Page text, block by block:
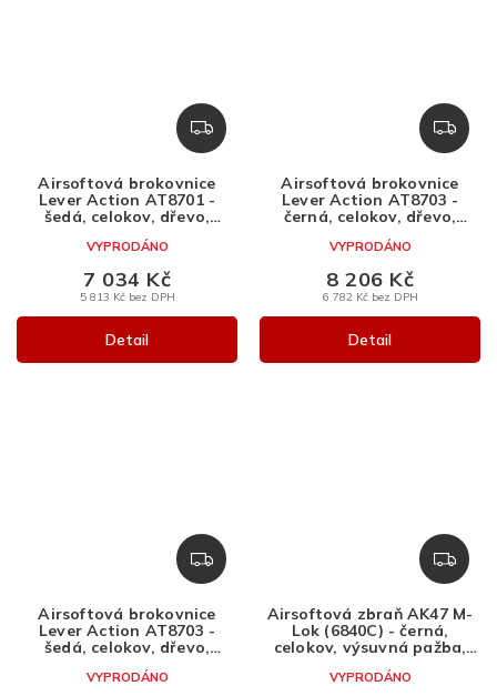
Z
D
R
M
Airsoftová brokovnice
Lever Action AT8701 -
šedá, celokov, dřevo,
VYPRODÁNO
5 813 Kč bez DPH
7 034 Kč
Detail
Z
D
R
M
Airsoftová brokovnice
Lever Action AT8703 -
černá, celokov, dřevo,
VYPRODÁNO
6 782 Kč bez DPH
8 206 Kč
Detail
Z
D
R
M
Airsoftová brokovnice
Lever Action AT8703 -
šedá, celokov, dřevo,
VYPRODÁNO
Z
D
R
M
Airsoftová zbraň AK47 M-
Lok (6840C) - černá,
celokov, výsuvná pažba,
VYPRODÁNO